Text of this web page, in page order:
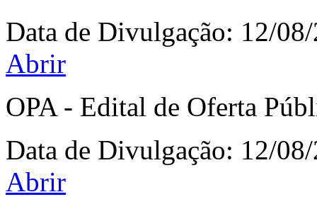
Data de Divulgação: 12/
Abrir
OPA - Edital de Oferta
Data de Divulgação: 12/
Abrir